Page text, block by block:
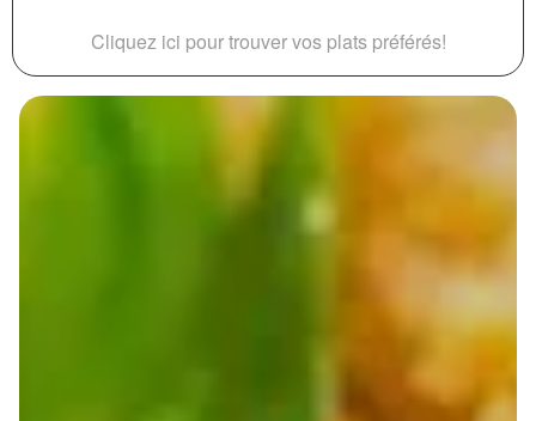
Cliquez ici pour trouver vos plats préférés!